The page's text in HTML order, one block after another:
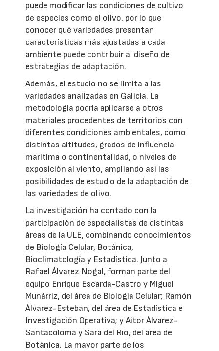
puede modificar las condiciones de cultivo
de especies como el olivo, por lo que
conocer qué variedades presentan
características más ajustadas a cada
ambiente puede contribuir al diseño de
estrategias de adaptación.
Además, el estudio no se limita a las
variedades analizadas en Galicia. La
metodología podría aplicarse a otros
materiales procedentes de territorios con
diferentes condiciones ambientales, como
distintas altitudes, grados de influencia
marítima o continentalidad, o niveles de
exposición al viento, ampliando así las
posibilidades de estudio de la adaptación de
las variedades de olivo.
La investigación ha contado con la
participación de especialistas de distintas
áreas de la ULE, combinando conocimientos
de Biología Celular, Botánica,
Bioclimatología y Estadística. Junto a
Rafael Álvarez Nogal, forman parte del
equipo Enrique Escarda-Castro y Miguel
Munárriz, del área de Biología Celular; Ramón
Álvarez-Esteban, del área de Estadística e
Investigación Operativa; y Aitor Álvarez-
Santacoloma y Sara del Río, del área de
Botánica. La mayor parte de los